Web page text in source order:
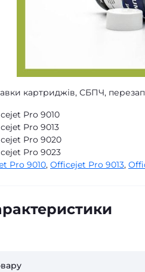
картриджів, СБПЧ,
Pro 9010
Pro 9013
Pro 9020
Pro 9023
Pro 9010, Officejet Pro 9013,